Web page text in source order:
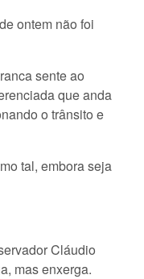
ontem não foi
sente ao
que anda
o trânsito e
tal, embora seja
Cláudio
mas enxerga.